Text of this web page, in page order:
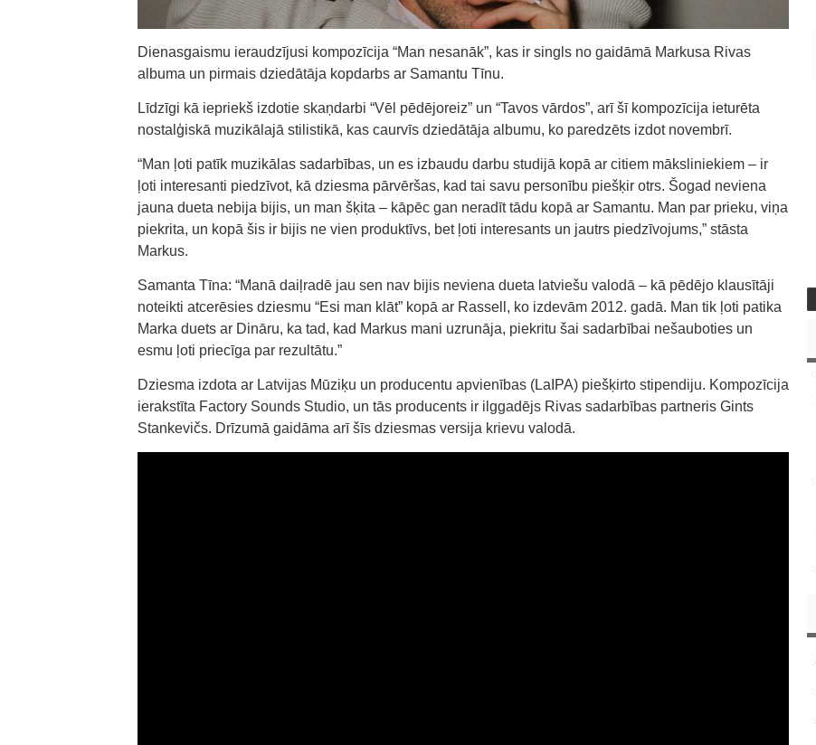
Dienasgaismu ieraudzījusi kompozīcija “Man nesanāk”, kas ir singls no gaidāmā Markusa Rivas
albuma un pirmais dziedātāja kopdarbs ar Samantu Tīnu.
Līdzīgi kā iepriekš izdotie skaņdarbi “Vēl pēdējoreiz” un “Tavos vārdos”, arī šī kompozīcija ieturēta
nostalģiskā muzikālajā stilistikā, kas caurvīs dziedātāja albumu, ko paredzēts izdot novembrī.
“Man ļoti patīk muzikālas sadarbības, un es izbaudu darbu studijā kopā ar citiem māksliniekiem – ir
ļoti interesanti piedzīvot, kā dziesma pārvēršas, kad tai savu personību piešķir otrs. Šogad neviena
jauna dueta nebija bijis, un man šķita – kāpēc gan neradīt tādu kopā ar Samantu. Man par prieku, viņa
piekrita, un kopā šis ir bijis ne vien produktīvs, bet ļoti interesants un jautrs piedzīvojums,” stāsta
Markus.
Samanta Tīna: “Manā daiļradē jau sen nav bijis neviena dueta latviešu valodā – kā pēdējo klausītāji
noteikti atcerēsies dziesmu “Esi man klāt” kopā ar Rassell, ko izdevām 2012. gadā. Man tik ļoti patika
Marka duets ar Dināru, ka tad, kad Markus mani uzrunāja, piekritu šai sadarbībai nešauboties un
esmu ļoti priecīga par rezultātu.”
Dziesma izdota ar Latvijas Mūziķu un producentu apvienības (LaIPA) piešķirto stipendiju. Kompozīcija
ierakstīta Factory Sounds Studio, un tās producents ir ilggadējs Rivas sadarbības partneris Gints
Stankevičs. Drīzumā gaidāma arī šīs dziesmas versija krievu valodā.